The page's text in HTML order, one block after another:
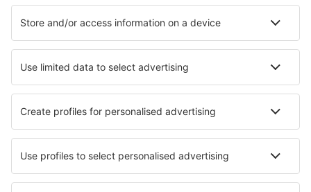
Află mai multe
Companii aeriene
Wizz Air